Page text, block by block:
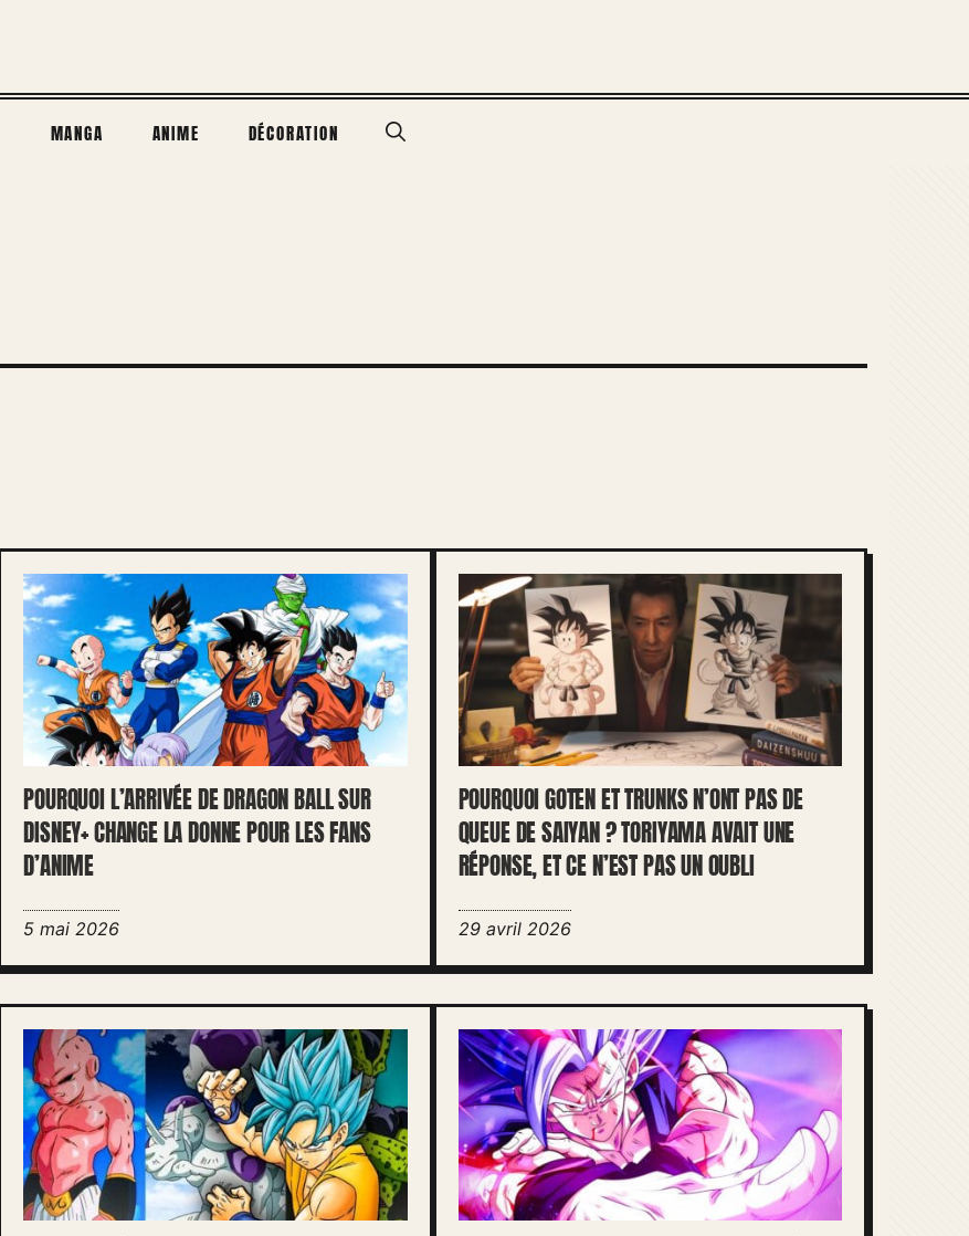
MANGA ANIME DÉCORATION
POURQUOI L’ARRIVÉE DE DRAGON BALL SUR
DISNEY+ CHANGE LA DONNE POUR LES FANS
D’ANIME
5 mai 2026
POURQUOI GOTEN ET TRUNKS N’ONT PAS DE
QUEUE DE SAIYAN ? TORIYAMA AVAIT UNE
RÉPONSE, ET CE N’EST PAS UN OUBLI
29 avril 2026